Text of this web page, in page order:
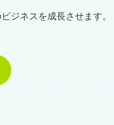
ジネスを成長させます。